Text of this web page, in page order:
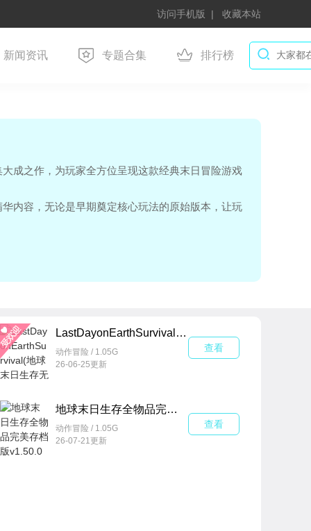
访问手机版 收藏本站
新闻资讯 专题合集 排行榜
成之作，为玩家全方位呈现这款经典末日冒险游戏
内容，无论是早期奠定核心玩法的原始版本，让玩
挑战极限、解锁隐藏剧情，《地球末日生存版本大
限魅力，开启一场永不落幕的末日求生冒险！
LastDayonEarthSurvival(地球末日生存无条件制造免费内购版)v1.50.0
动作冒险 / 1.05G
26-06-25更新
查看
地球末日生存全物品完美存档版v1.50.0最新版
动作冒险 / 1.05G
26-07-21更新
查看